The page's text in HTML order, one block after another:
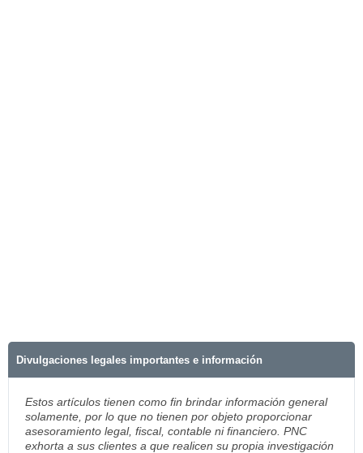
Divulgaciones legales importantes e información
Estos artículos tienen como fin brindar información general
solamente, por lo que no tienen por objeto proporcionar
asesoramiento legal, fiscal, contable ni financiero. PNC
exhorta a sus clientes a que realicen su propia investigación